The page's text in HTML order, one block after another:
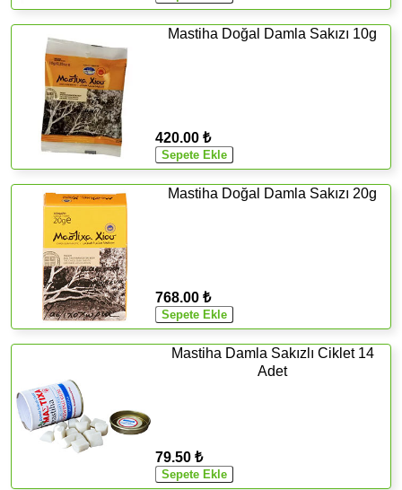
Mastiha Doğal Damla Sakızı 10g
420.00 ₺
Mastiha Doğal Damla Sakızı 20g
768.00 ₺
Mastiha Damla Sakızlı Ciklet 14
Adet
79.50 ₺